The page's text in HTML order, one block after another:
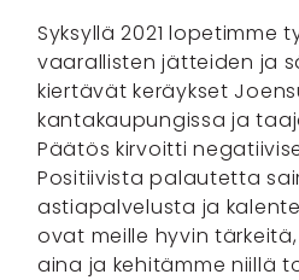
Syksyllä 2021 lopetimme
vaarallisten jätteiden ja
kiertävät keräykset
kantakaupungissa ja
Päätös kirvoitti
Positiivista palautetta
astiapalvelusta ja
ovat meille hyvin
aina ja kehitämme niillä